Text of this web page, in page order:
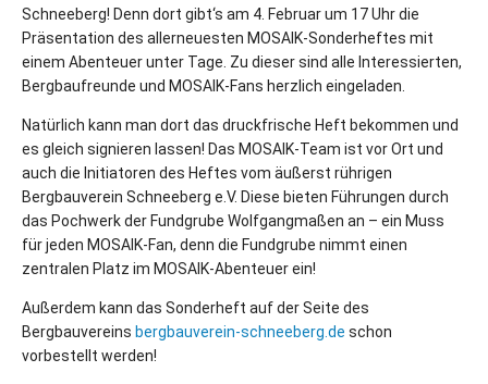
Schneeberg! Denn dort gibt‘s am 4. Februar um 17 Uhr die
Präsentation des allerneuesten MOSAIK-Sonderheftes mit
einem Abenteuer unter Tage. Zu dieser sind alle Interessierten,
Bergbaufreunde und MOSAIK-Fans herzlich eingeladen.
Natürlich kann man dort das druckfrische Heft bekommen und
es gleich signieren lassen! Das MOSAIK-Team ist vor Ort und
auch die Initiatoren des Heftes vom äußerst rührigen
Bergbauverein Schneeberg e.V. Diese bieten Führungen durch
das Pochwerk der Fundgrube Wolfgangmaßen an – ein Muss
für jeden MOSAIK-Fan, denn die Fundgrube nimmt einen
zentralen Platz im MOSAIK-Abenteuer ein!
Außerdem kann das Sonderheft auf der Seite des
Bergbauvereins bergbauverein-schneeberg.de schon
vorbestellt werden!